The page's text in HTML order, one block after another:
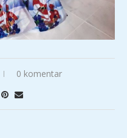
0 komentar